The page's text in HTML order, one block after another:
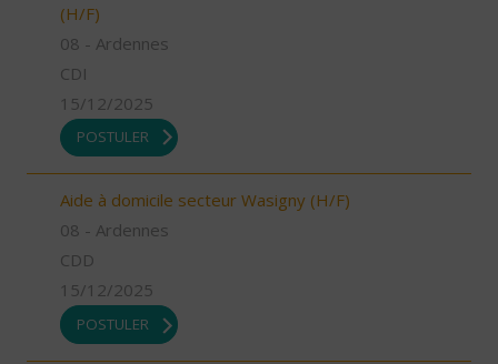
(H/F)
08 - Ardennes
CDI
15/12/2025
POSTULER
Aide à domicile secteur Wasigny (H/F)
08 - Ardennes
CDD
15/12/2025
POSTULER